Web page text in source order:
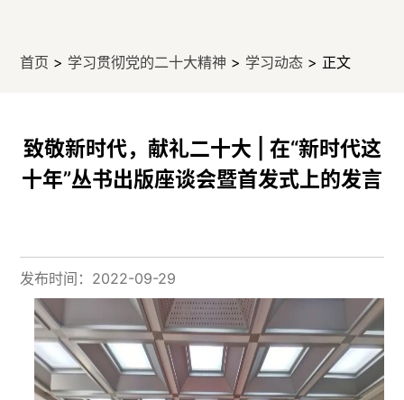
首页 > 学习贯彻党的二十大精神 > 学习动态 > 正文
致敬新时代，献礼二十大 | 在“新时代这
十年”丛书出版座谈会暨首发式上的发言
发布时间：2022-09-29